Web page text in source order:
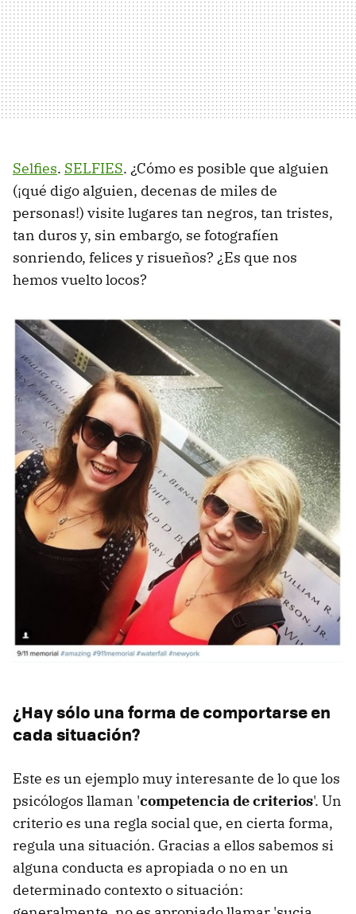
Selfies. SELFIES. ¿Cómo es posible que alguien
(¡qué digo alguien, decenas de miles de
personas!) visite lugares tan negros, tan tristes,
tan duros y, sin embargo, se fotografíen
sonriendo, felices y risueños? ¿Es que nos
hemos vuelto locos?
¿Hay sólo una forma de comportarse en
cada situación?
Este es un ejemplo muy interesante de lo que los
psicólogos llaman 'competencia de criterios'. Un
criterio es una regla social que, en cierta forma,
regula una situación. Gracias a ellos sabemos si
alguna conducta es apropiada o no en un
determinado contexto o situación: